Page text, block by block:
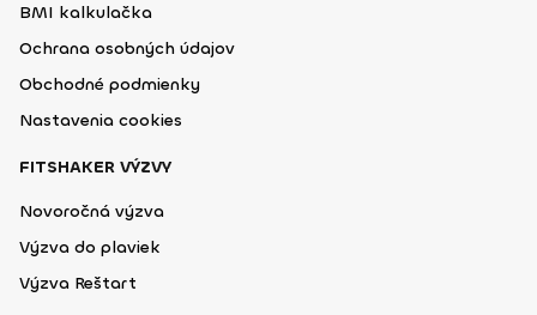
BMI kalkulačka
Ochrana osobných údajov
Obchodné podmienky
Nastavenia cookies
FITSHAKER VÝZVY
Novoročná výzva
Výzva do plaviek
Výzva Reštart